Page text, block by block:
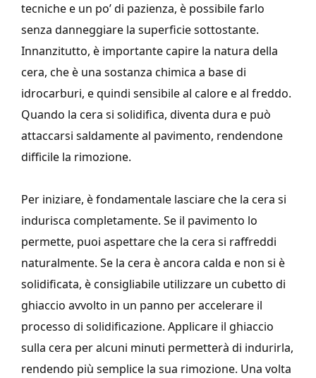
tecniche e un po’ di pazienza, è possibile farlo
senza danneggiare la superficie sottostante.
Innanzitutto, è importante capire la natura della
cera, che è una sostanza chimica a base di
idrocarburi, e quindi sensibile al calore e al freddo.
Quando la cera si solidifica, diventa dura e può
attaccarsi saldamente al pavimento, rendendone
difficile la rimozione.
Per iniziare, è fondamentale lasciare che la cera si
indurisca completamente. Se il pavimento lo
permette, puoi aspettare che la cera si raffreddi
naturalmente. Se la cera è ancora calda e non si è
solidificata, è consigliabile utilizzare un cubetto di
ghiaccio avvolto in un panno per accelerare il
processo di solidificazione. Applicare il ghiaccio
sulla cera per alcuni minuti permetterà di indurirla,
rendendo più semplice la sua rimozione. Una volta